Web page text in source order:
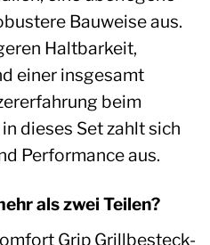
Bauweise aus.
Haltbarkeit,
einer insgesamt
beim
dieses Set zahlt sich
Performance aus.
als zwei Teilen?
Grip Grillbesteck-